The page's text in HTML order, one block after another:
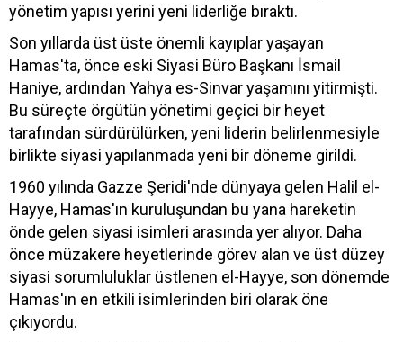
yönetim yapısı yerini yeni liderliğe bıraktı.
Son yıllarda üst üste önemli kayıplar yaşayan
Hamas'ta, önce eski Siyasi Büro Başkanı İsmail
Haniye, ardından Yahya es-Sinvar yaşamını yitirmişti.
Bu süreçte örgütün yönetimi geçici bir heyet
tarafından sürdürülürken, yeni liderin belirlenmesiyle
birlikte siyasi yapılanmada yeni bir döneme girildi.
1960 yılında Gazze Şeridi'nde dünyaya gelen Halil el-
Hayye, Hamas'ın kuruluşundan bu yana hareketin
önde gelen siyasi isimleri arasında yer alıyor. Daha
önce müzakere heyetlerinde görev alan ve üst düzey
siyasi sorumluluklar üstlenen el-Hayye, son dönemde
Hamas'ın en etkili isimlerinden biri olarak öne
çıkıyordu.